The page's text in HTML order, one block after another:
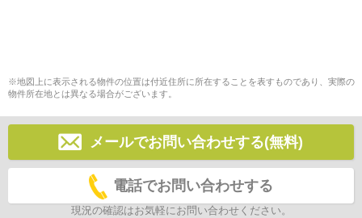
※地図上に表示される物件の位置は付近住所に所在することを表すものであり、実際の
物件所在地とは異なる場合がございます。
メールでお問い合わせする(無料)
電話でお問い合わせする
現況の確認はお気軽にお問い合わせください。